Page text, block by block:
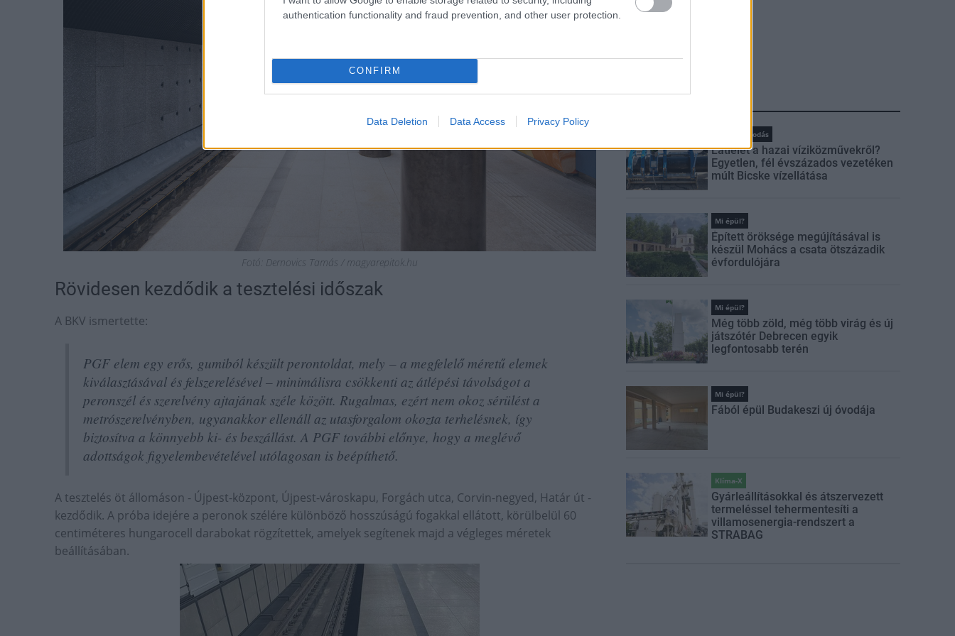
authentication functionality and fraud prevention, and other user protection.
CONFIRM
Data Deletion Data Access Privacy Policy
Fotó: Dernovics Tamás / magyarepitok.hu
Rövidesen kezdődik a tesztelési időszak
A BKV ismertette:
PGF elem egy erős, gumiból készült perontoldat, mely – a megfelelő méretű elemek
kiválasztásával és felszerelésével – minimálisra csökkenti az átlépési távolságot a
peronszél és szerelvény ajtajának széle között. Rugalmas, ezért nem okoz sérülést a
metrószerelvényben, ugyanakkor ellenáll az utasforgalom okozta terhelésnek, így
biztosítva a könnyebb ki- és beszállást. A PGF további előnye, hogy a meglévő
adottságok figyelembevételével utólagosan is beépíthető.
A tesztelés öt állomáson - Újpest-központ, Újpest-városkapu, Forgách utca, Corvin-negyed, Határ út -
kezdődik. A próba idejére a peronok szélére különböző hosszúságú fogakkal ellátott, körülbelül 60
centiméteres hungarocell darabokat rögzítettek, amelyek segítenek majd a végleges méretek
beállításában.
Vízgazdálkodás
Látlelet a hazai víziközművekről?
Egyetlen, fél évszázados vezetéken
múlt Bicske vízellátása
Mi épül?
Épített öröksége megújításával is
készül Mohács a csata ötszázadik
évfordulójára
Mi épül?
Még több zöld, még több virág és új
játszótér Debrecen egyik
legfontosabb terén
Mi épül?
Fából épül Budakeszi új óvodája
Klíma-X
Gyárleállításokkal és átszervezett
termeléssel tehermentesíti a
villamosenergia-rendszert a
STRABAG